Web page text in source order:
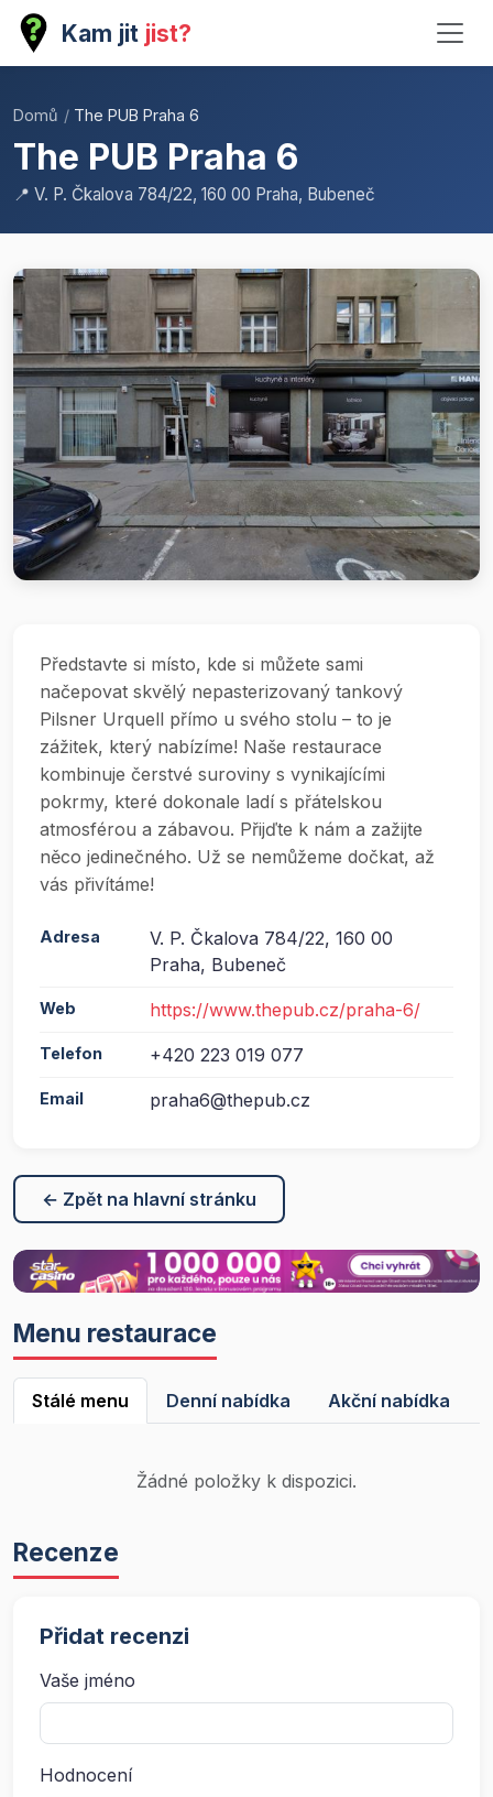
Kam jit jist?
Domů / The PUB Praha 6
The PUB Praha 6
📍 V. P. Čkalova 784/22, 160 00 Praha, Bubeneč
Představte si místo, kde si můžete sami
načepovat skvělý nepasterizovaný tankový
Pilsner Urquell přímo u svého stolu – to je
zážitek, který nabízíme! Naše restaurace
kombinuje čerstvé suroviny s vynikajícími
pokrmy, které dokonale ladí s přátelskou
atmosférou a zábavou. Přijďte k nám a zažijte
něco jedinečného. Už se nemůžeme dočkat, až
vás přivítáme!
Adresa
V. P. Čkalova 784/22, 160 00
Praha, Bubeneč
Web https://www.thepub.cz/praha-6/
Telefon +420 223 019 077
Email praha6@thepub.cz
← Zpět na hlavní stránku
Menu restaurace
Stálé menu Denní nabídka Akční nabídka
Žádné položky k dispozici.
Recenze
Přidat recenzi
Vaše jméno
Hodnocení